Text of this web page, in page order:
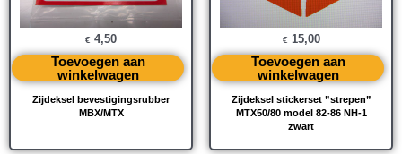
Zijdeksel bevestigingsrubber
MBX/MTX
€ 4,50
Toevoegen aan
winkelwagen
Zijdeksel stickerset ”strepen”
MTX50/80 model 82-86 NH-1
zwart
€ 15,00
Toevoegen aan
winkelwagen